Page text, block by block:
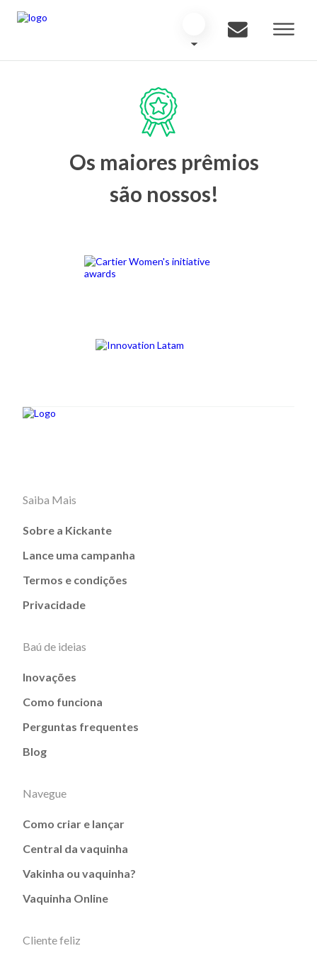
Os maiores prêmios
são nossos!
Saiba Mais
Sobre a Kickante
Lance uma campanha
Termos e condições
Privacidade
Baú de ideias
Inovações
Como funciona
Perguntas frequentes
Blog
Navegue
Como criar e lançar
Central da vaquinha
Vakinha ou vaquinha?
Vaquinha Online
Cliente feliz